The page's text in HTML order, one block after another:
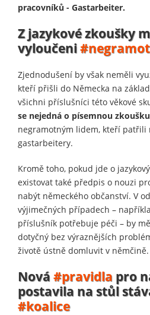
pracovníků - Gastarbeiter.
Z jazykové zkoušky
vyloučeni
Zjednodušení by však neměli
kteří přišli do Německa na
všichni příslušníci této věkové
se nejedná o písemnou
negramotným lidem, kteří patřili
gastarbeitery.
Kromě toho, pokud jde o jazykový
existovat také předpis o nouzi
nabýt německého občanství. V
výjimečných případech –
příslušník potřebuje péči – by
dotyčný bez výraznějších
životě ústně domluvit v němčině.
Nová#pravidla pro
postavila na stůl
#koalice